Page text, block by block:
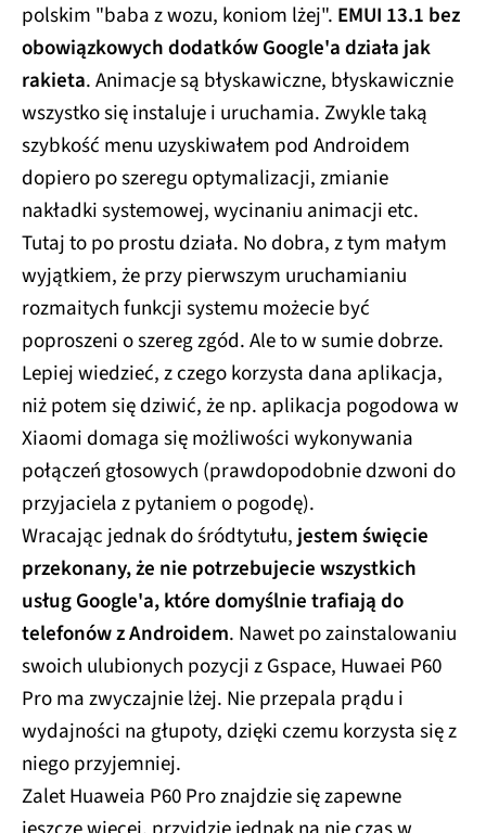
polskim "baba z wozu, koniom lżej". EMUI 13.1 bez
obowiązkowych dodatków Google'a działa jak
rakieta. Animacje są błyskawiczne, błyskawicznie
wszystko się instaluje i uruchamia. Zwykle taką
szybkość menu uzyskiwałem pod Androidem
dopiero po szeregu optymalizacji, zmianie
nakładki systemowej, wycinaniu animacji etc.
Tutaj to po prostu działa. No dobra, z tym małym
wyjątkiem, że przy pierwszym uruchamianiu
rozmaitych funkcji systemu możecie być
poproszeni o szereg zgód. Ale to w sumie dobrze.
Lepiej wiedzieć, z czego korzysta dana aplikacja,
niż potem się dziwić, że np. aplikacja pogodowa w
Xiaomi domaga się możliwości wykonywania
połączeń głosowych (prawdopodobnie dzwoni do
przyjaciela z pytaniem o pogodę).
Wracając jednak do śródtytułu,jestem święcie
przekonany, że nie potrzebujecie wszystkich
usług Google'a, które domyślnie trafiają do
telefonów z Androidem. Nawet po zainstalowaniu
swoich ulubionych pozycji z Gspace, Huwaei P60
Pro ma zwyczajnie lżej. Nie przepala prądu i
wydajności na głupoty, dzięki czemu korzysta się z
niego przyjemniej.
Zalet Huaweia P60 Pro znajdzie się zapewne